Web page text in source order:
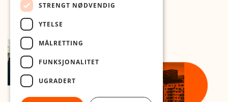
STRENGT NØDVENDIG
YTELSE
MÅLRETTING
FUNKSJONALITET
UGRADERT